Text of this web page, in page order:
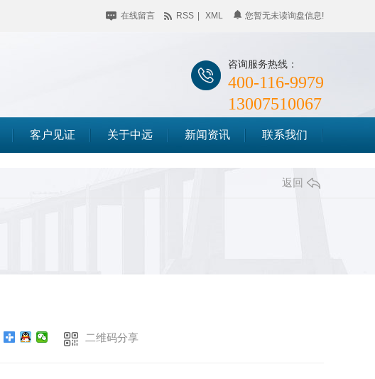
您暂无未读询盘信息!
在线留言 RSS XML
咨询服务热线：
400-116-9979
13007510067
客户见证 关于中远
公司简介
新闻资讯
企业动态
联系我们
返回
二维码分享